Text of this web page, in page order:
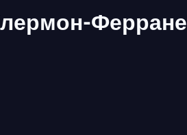
Ферране